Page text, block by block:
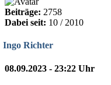
Beiträge: 2758
Dabei seit: 10 / 2010
Ingo Richter
08.09.2023 - 23:22 Uhr